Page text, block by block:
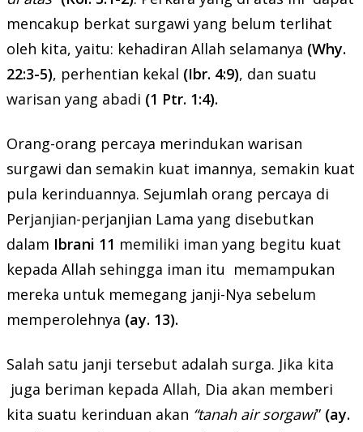
mencakup berkat surgawi yang belum terlihat
oleh kita, yaitu: kehadiran Allah selamanya (Why.
22:3-5), perhentian kekal (Ibr. 4:9), dan suatu
warisan yang abadi (1 Ptr. 1:4).
Orang-orang percaya merindukan warisan
surgawi dan semakin kuat imannya, semakin kuat
pula kerinduannya. Sejumlah orang percaya di
Perjanjian-perjanjian Lama yang disebutkan
dalam Ibrani 11 memiliki iman yang begitu kuat
kepada Allah sehingga iman itu memampukan
mereka untuk memegang janji-Nya sebelum
memperolehnya (ay. 13).
Salah satu janji tersebut adalah surga. Jika kita
juga beriman kepada Allah, Dia akan memberi
kita suatu kerinduan akan “tanah air sorgawi” (ay.